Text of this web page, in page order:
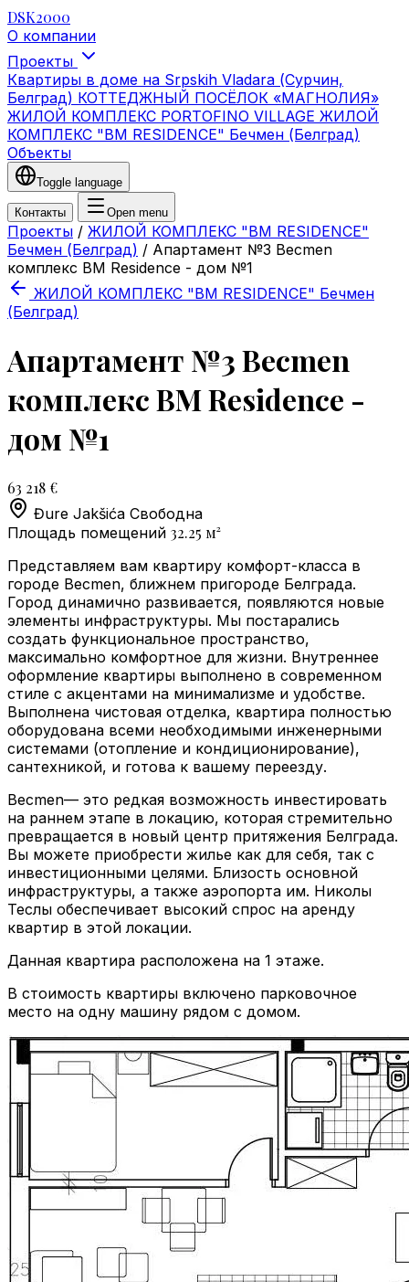
DSK2000
О компании
Проекты
Квартиры в доме на Srpskih Vladara (Сурчин,
Белград) КОТТЕДЖНЫЙ ПОСЁЛОК «МАГНОЛИЯ»
ЖИЛОЙ КОМПЛЕКС PORTOFINO VILLAGE ЖИЛОЙ
КОМПЛЕКС "BM RESIDENCE" Бечмен (Белград)
Объекты
Toggle language
Контакты Open menu
Проекты / ЖИЛОЙ КОМПЛЕКС "BM RESIDENCE"
Бечмен (Белград) / Апартамент №3 Becmen
комплекс BM Residence - дом №1
ЖИЛОЙ КОМПЛЕКС "BM RESIDENCE" Бечмен
(Белград)
Апартамент №3 Becmen
комплекс BM Residence -
дом №1
63 218 €
Đure Jakšića Свободна
Площадь помещений 32.25 м²
Представляем вам квартиру комфорт-класса в
городе Becmen, ближнем пригороде Белграда.
Город динамично развивается, появляются новые
элементы инфраструктуры. Мы постарались
создать функциональное пространство,
максимально комфортное для жизни. Внутреннее
оформление квартиры выполнено в современном
стиле с акцентами на минимализме и удобстве.
Выполнена чистовая отделка, квартира полностью
оборудована всеми необходимыми инженерными
системами (отопление и кондиционирование),
сантехникой, и готова к вашему переезду.
Becmen— это редкая возможность инвестировать
на раннем этапе в локацию, которая стремительно
превращается в новый центр притяжения Белграда.
Вы можете приобрести жилье как для себя, так с
инвестиционными целями. Близость основной
инфраструктуры, а также аэропорта им. Николы
Теслы обеспечивает высокий спрос на аренду
квартир в этой локации.
Данная квартира расположена на 1 этаже.
В стоимость квартиры включено парковочное
место на одну машину рядом с домом.